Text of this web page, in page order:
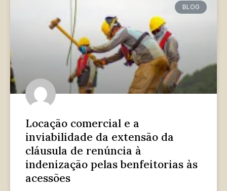
BLOG
Locação comercial e a
inviabilidade da extensão da
cláusula de renúncia à
indenização pelas benfeitorias às
acessões